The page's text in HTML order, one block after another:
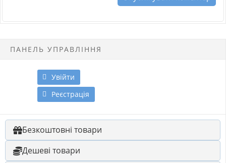
ПАНЕЛЬ УПРАВЛІННЯ
Увійти
Реєстрація
Безкоштовні товари
Дешеві товари